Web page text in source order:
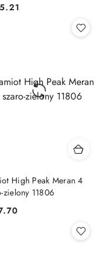
High Peak Meran 4
zielony 11806